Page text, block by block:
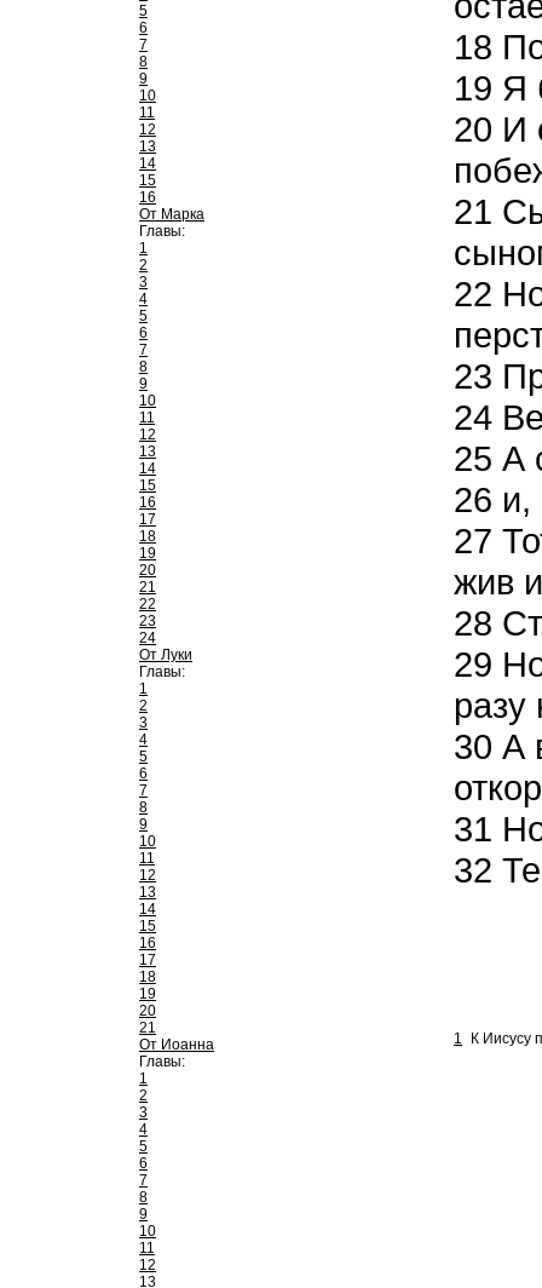
5
6
7
8
9
10
11
12
13
14
15
16
От Марка
Главы:
1
2
3
4
5
6
7
8
9
10
11
12
13
14
15
16
17
18
19
20
21
22
23
24
От Луки
Главы:
1
2
3
4
5
6
7
8
9
10
11
12
13
14
15
16
17
18
19
20
21
От Иоанна
Главы:
1
2
3
4
5
6
7
8
9
10
11
12
13
18
19 Я
20 И
21
22
23
24
25 А
26 и,
27
жив
28
29
разу
30 А
31
32
1 К Иисусу